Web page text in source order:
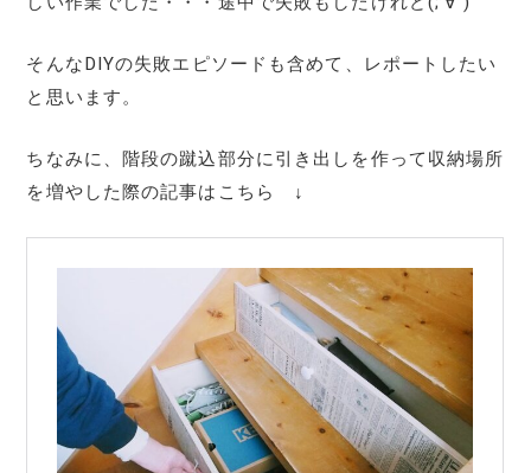
そんなDIYの失敗エピソードも含めて、レポートしたい
と思います。
ちなみに、階段の蹴込部分に引き出しを作って収納場所
を増やした際の記事はこちら ↓